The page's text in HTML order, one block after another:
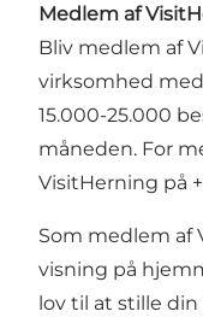
Medlem af
Bliv medlem af
virksomhed
15.000-25.000
måneden. For
VisitHerning på
Som medlem af
visning på
lov til at stille